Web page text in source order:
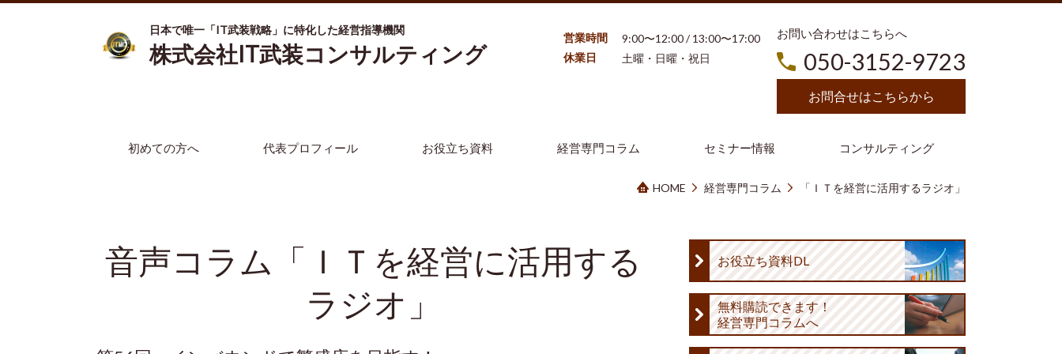
日本で唯一「IT武装戦略」に特化した経営指導機関
株式会社IT武装コンサルティング
営業時間
9:00〜12:00 / 13:00〜17:00
休業日
土曜・日曜・祝日
お問い合わせはこちらへ
050-3152-9723
お問合せはこちらから
初めての方へ 代表プロフィール お役立ち資料 経営専門コラム セミナー情報 コンサルティング
HOME 経営専門コラム 「ＩＴを経営に活用するラジオ」
音声コラム「ＩＴを経営に活用する
ラジオ」
お役立ち資料DL
無料購読できます！
経営専門コラムへ